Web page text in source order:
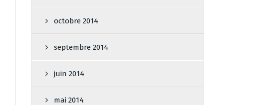
octobre 2014
septembre 2014
juin 2014
mai 2014